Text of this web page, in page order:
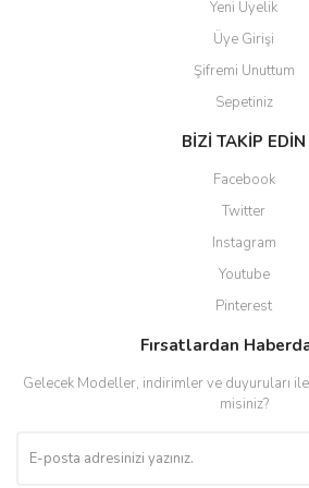
Yeni Üyelik
Üye Girişi
Şifremi Unuttum
Sepetiniz
BİZİ TAKİP EDİN
Facebook
Twitter
Instagram
Youtube
Pinterest
Fırsatlardan
Gelecek Modeller, indirimler ve duyuruları
misiniz?